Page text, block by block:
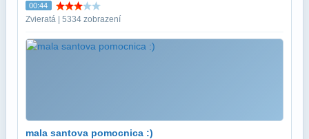
00:44
Zvieratá | 5334 zobrazení
mala santova pomocnica :)